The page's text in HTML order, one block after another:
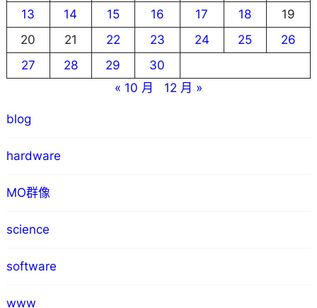
13
14 15 16 17 18
19
20
21 22 23 24 25
26
27
28 29
30
« 10 月
12 月 »
blog
hardware
MO群像
science
software
www